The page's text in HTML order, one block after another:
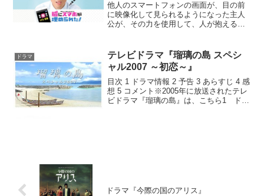
他人のスマートフォンの画面が、目の前
に映像化して見られるようになった主人
公が、その力を使用して、人が抱える悩
登場人物 2 結局どんなドラマだったの
か？ 3 ドラマの...
ドラマ
テレビドラマ『瑠璃の島 スペシ
ャル2007 ～初恋～』
目次 1 ドラマ情報 2 予告 3 あらすじ 4 感
想 5 コメント※2005年に放送されたテレ
ビドラマ『瑠璃の島』は、こちら1 ドラ
ドラマ『今際の国のアリス』